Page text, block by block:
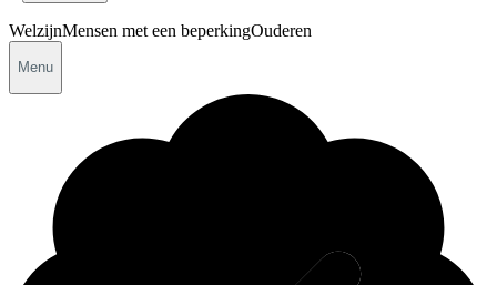
WelzijnMensen met een beperkingOuderen
Menu